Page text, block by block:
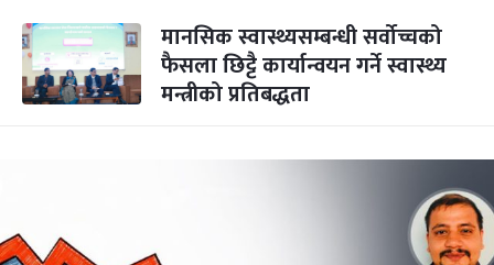
मानसिक स्वास्थ्यसम्बन्धी सर्वोच्चको
फैसला छिट्टै कार्यान्वयन गर्ने स्वास्थ्य
मन्त्रीको प्रतिबद्धता